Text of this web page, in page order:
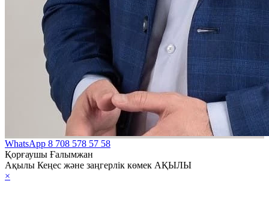
WhatsApp 8 708 578 57 58
Қорғаушы Ғалымжан
Ақылы Кеңес және заңгерлік көмек АҚЫЛЫ
×